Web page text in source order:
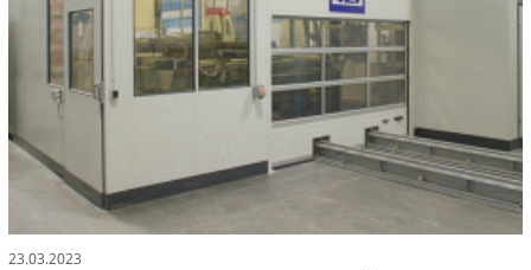
23.03.2023